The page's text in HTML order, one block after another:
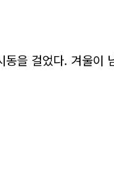
을 걸었다. 겨울이